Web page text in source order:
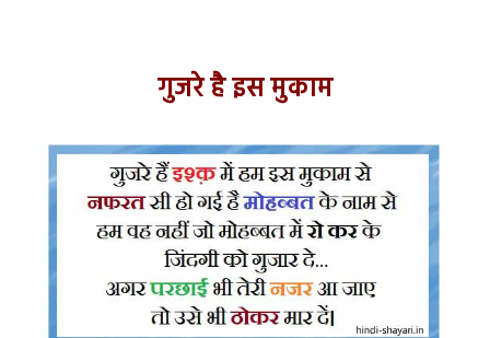
गुजरे है इस मुकाम